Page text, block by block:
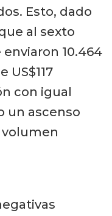
Esto, dado
al sexto
10.464
US$117
con igual
un ascenso